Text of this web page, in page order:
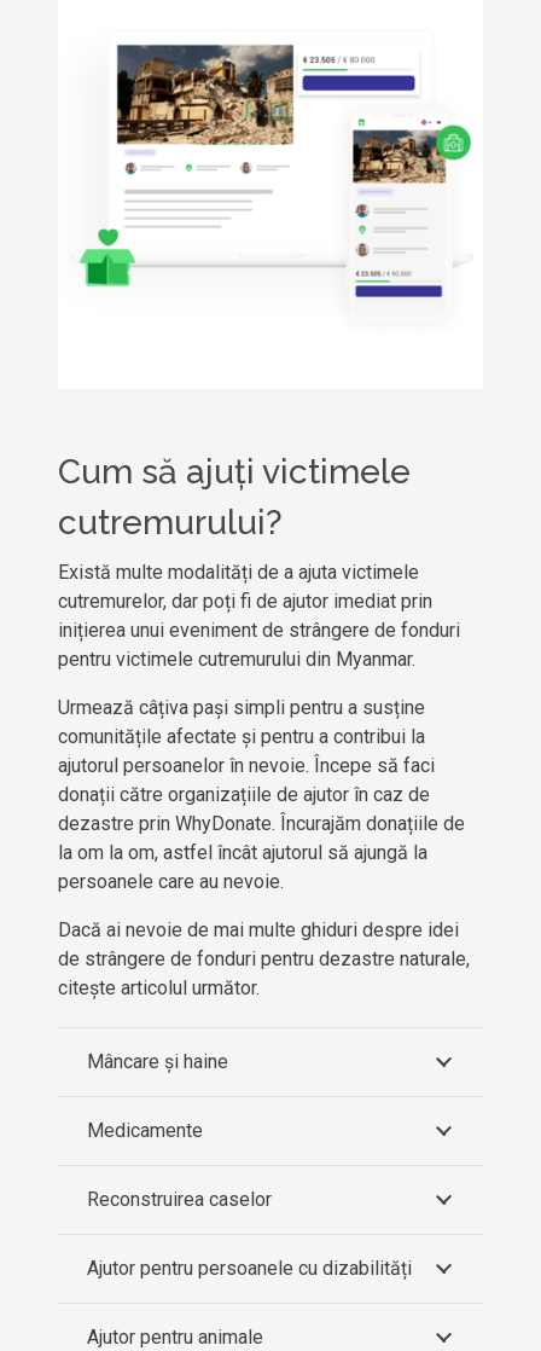
Cum să ajuți victimele
cutremurului?
Există multe modalități de a ajuta victimele
cutremurelor, dar poți fi de ajutor imediat prin
inițierea unui eveniment de strângere de fonduri
pentru victimele cutremurului din Myanmar.
Urmează câțiva pași simpli pentru a susține
comunitățile afectate și pentru a contribui la
ajutorul persoanelor în nevoie. Începe să faci
donații către organizațiile de ajutor în caz de
dezastre prin WhyDonate. Încurajăm donațiile de
la om la om, astfel încât ajutorul să ajungă la
persoanele care au nevoie.
Dacă ai nevoie de mai multe ghiduri despre idei
de strângere de fonduri pentru dezastre naturale,
citește articolul următor.
Mâncare și haine
Medicamente
Reconstruirea caselor
Ajutor pentru persoanele cu dizabilități
Ajutor pentru animale